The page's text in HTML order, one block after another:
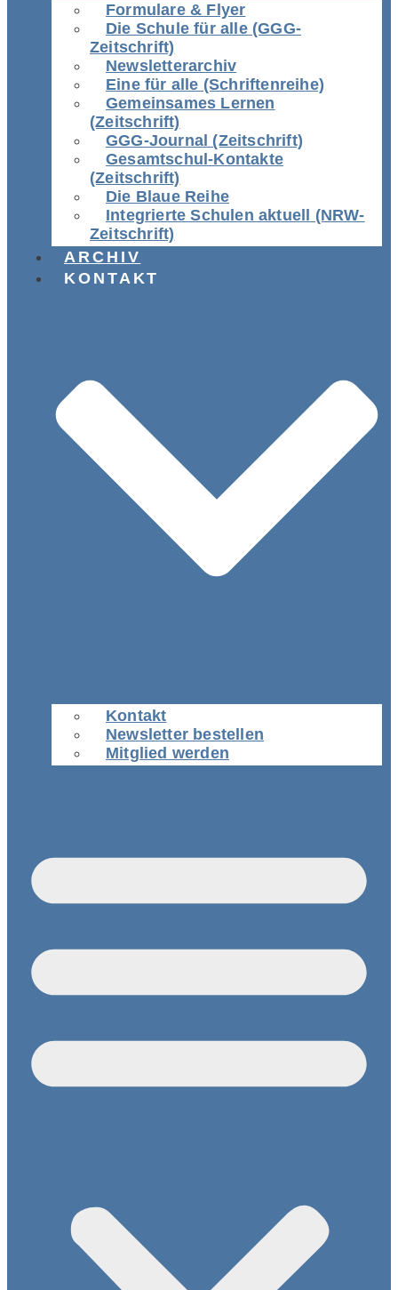
Formulare & Flyer
Die Schule für alle (GGG-
Zeitschrift)
Newsletterarchiv
Eine für alle (Schriftenreihe)
Gemeinsames Lernen
(Zeitschrift)
GGG-Journal (Zeitschrift)
Gesamtschul-Kontakte
(Zeitschrift)
Die Blaue Reihe
Integrierte Schulen aktuell (NRW-
Zeitschrift)
ARCHIV
KONTAKT
Kontakt
Newsletter bestellen
Mitglied werden